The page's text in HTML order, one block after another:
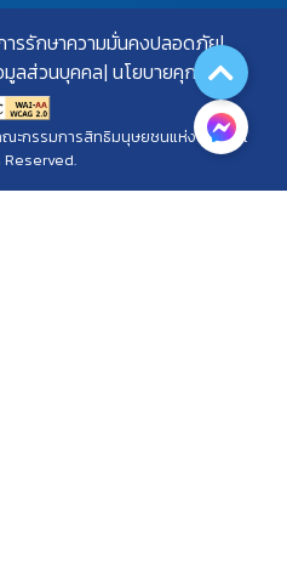
ารรักษาความมั่นคงปลอดภัย
มูลส่วนบุคคล นโยบายคุกกี้
ะกรรมการสิทธิมนุษยชนแห่งชาติ. All